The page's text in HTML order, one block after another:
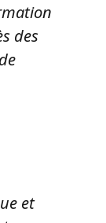
des
et